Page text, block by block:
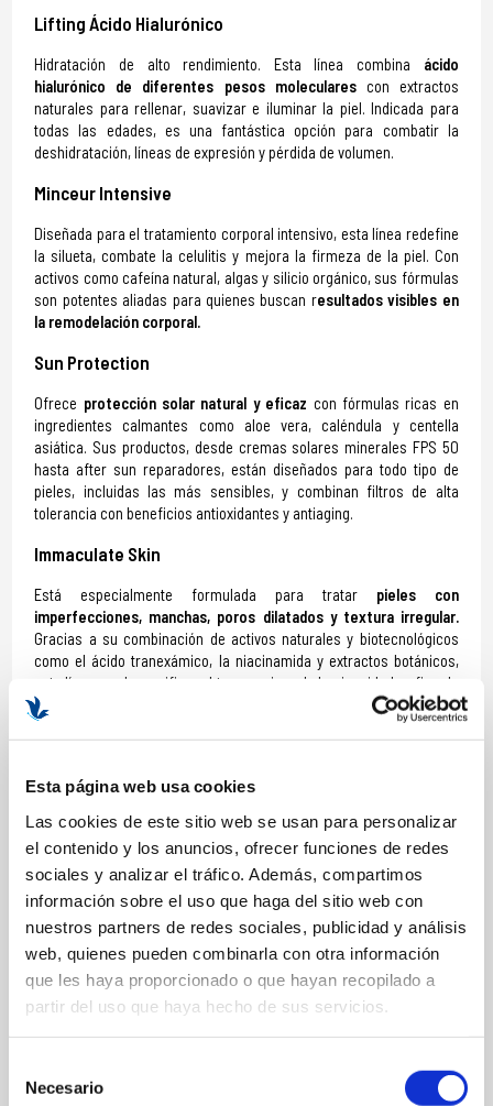
Esta página web usa cookies
Las cookies de este sitio web se usan para personalizar
el contenido y los anuncios, ofrecer funciones de redes
sociales y analizar el tráfico. Además, compartimos
información sobre el uso que haga del sitio web con
nuestros partners de redes sociales, publicidad y análisis
web, quienes pueden combinarla con otra información
que les haya proporcionado o que hayan recopilado a
partir del uso que haya hecho de sus servicios.
Necesario
Lifting Ácido Hialurónico
Hidratación de alto rendimiento. Esta línea combina ácido
hialurónico de diferentes pesos molecularescon extractos
naturales para rellenar, suavizar e iluminar la piel. Indicada para
todas las edades, es una fantástica opción para combatir la
deshidratación, líneas de expresión y pérdida de volumen.
Minceur Intensive
Diseñada para el tratamiento corporal intensivo, esta línea redefine
la silueta, combate la celulitis y mejora la firmeza de la piel. Con
activos como cafeína natural, algas y silicio orgánico, sus fórmulas
son potentes aliadas para quienes buscan resultados visibles en
la remodelación corporal.
Sun Protection
Ofrece protección solar natural y eficaz con fórmulas ricas en
ingredientes calmantes como aloe vera, caléndula y centella
asiática. Sus productos, desde cremas solares minerales FPS 50
hasta after sun reparadores, están diseñados para todo tipo de
pieles, incluidas las más sensibles, y combinan filtros de alta
tolerancia con beneficios antioxidantes y antiaging.
Immaculate Skin
Está especialmente formulada para tratar pieles con
imperfecciones, manchas, poros dilatados y textura irregular.
Gracias a su combinación de activos naturales y biotecnológicos
como el ácido tranexámico, la niacinamida y extractos botánicos,
esta línea ayuda a unificar el tono, mejorar la luminosidad y afinar la
piel desde las primeras aplicaciones.
Productos más valorados de Massada
Estos son algunos de los productos con mejores valoraciones,
Sensitive Skin Toner Massada
Tónico facial calmante sin alcohol, indicado para pieles sensibles,
reactivas o con rojeces. Elaborado con agua floral de rosa,
camomila y malva, equilibra el pH, hidrata y prepara la piel para los
tratamientos posteriores. Aporta frescor inmediato y una sensación
de confort duradero.